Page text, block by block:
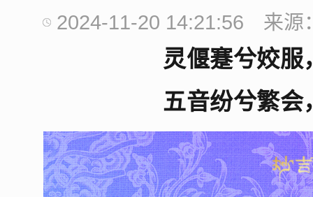
2024-11-20 14:21:56 来源
灵偃蹇兮姣服
五音纷兮繁会